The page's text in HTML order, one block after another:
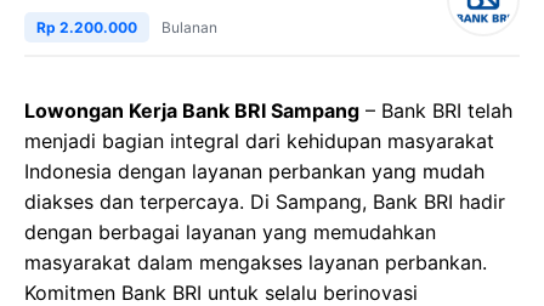
Rp 2.200.000 Bulanan
Lowongan Kerja Bank BRI Sampang – Bank BRI telah
menjadi bagian integral dari kehidupan masyarakat
Indonesia dengan layanan perbankan yang mudah
diakses dan terpercaya. Di Sampang, Bank BRI hadir
dengan berbagai layanan yang memudahkan
masyarakat dalam mengakses layanan perbankan.
Komitmen Bank BRI untuk selalu berinovasi